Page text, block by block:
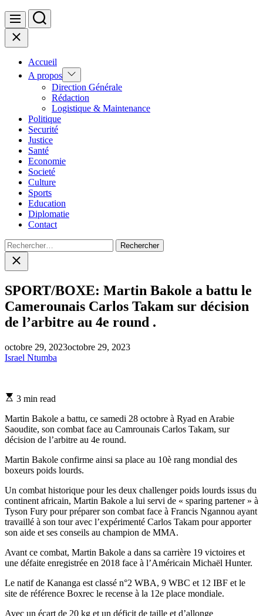
Menu Search
Close
Accueil
A propos Show
sub
menu
Direction Générale
Rédaction
Logistique & Maintenance
Politique
Securité
Justice
Santé
Economie
Societé
Culture
Sports
Education
Diplomatie
Contact
Rechercher :
Close
search
SPORT/BOXE: Martin Bakole a battu le
Camerounais Carlos Takam sur décision
de l’arbitre au 4e round .
octobre 29, 2023octobre 29, 2023
Israel Ntumba
Estimated
time
3 min read
Martin Bakole a battu, ce samedi 28 octobre à Ryad en Arabie
Saoudite, son combat face au Camrounais Carlos Takam, sur
décision de l’arbitre au 4e round.
Martin Bakole confirme ainsi sa place au 10è rang mondial des
boxeurs poids lourds.
Un combat historique pour les deux challenger poids lourds issus du
continent africain, Martin Bakole a lui servi de « sparing partener » à
Tyson Fury pour préparer son combat face à Francis Ngannou ayant
travaillé à son tour avec l’expérimenté Carlos Takam pour apporter
son aide et ses conseils au champion de MMA.
Avant ce combat, Martin Bakole a dans sa carrière 19 victoires et
une défaite enregistrée en 2018 face à l’Américain Michaël Hunter.
Le natif de Kananga est classé n°2 WBA, 9 WBC et 12 IBF et le
site de référence Boxrec le recense à la 12e place mondiale.
Avec un écart de 20 kg et un déficit de taille et d’allonge